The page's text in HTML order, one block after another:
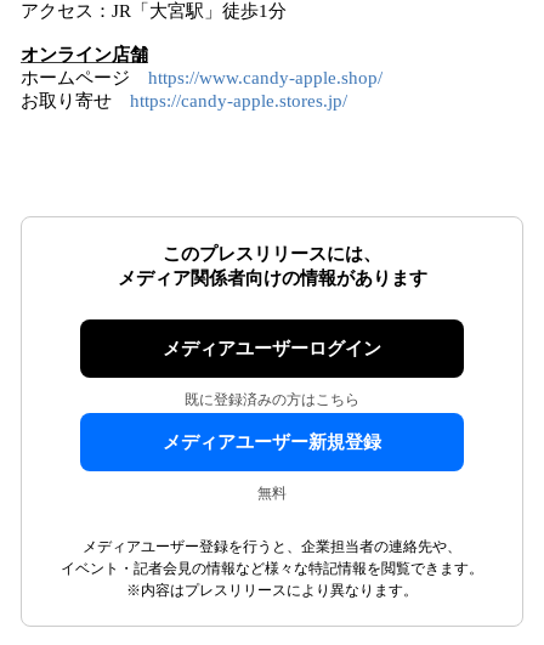
アクセス：JR「大宮駅」徒歩1分
オンライン店舗
ホームページ https://www.candy-apple.shop/
お取り寄せ https://candy-apple.stores.jp/
このプレスリリースには、
メディア関係者向けの情報があります
メディアユーザーログイン
既に登録済みの方はこちら
メディアユーザー新規登録
無料
メディアユーザー登録を行うと、企業担当者の連絡先や、
イベント・記者会見の情報など様々な特記情報を閲覧できます。
※内容はプレスリリースにより異なります。